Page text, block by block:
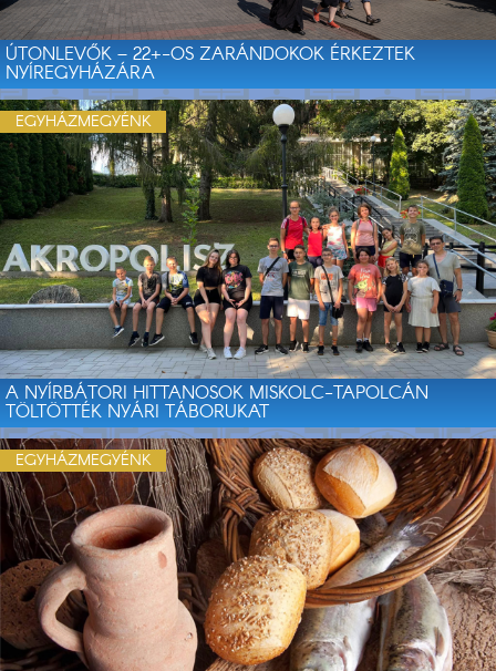
ÚTONLEVŐK – 22+-OS ZARÁNDOKOK ÉRKEZTEK
NYÍREGYHÁZÁRA
A NYÍRBÁTORI HITTANOSOK MISKOLC-TAPOLCÁN
TÖLTÖTTÉK NYÁRI TÁBORUKAT
EGYHÁZMEGYÉNK
EGYHÁZMEGYÉNK